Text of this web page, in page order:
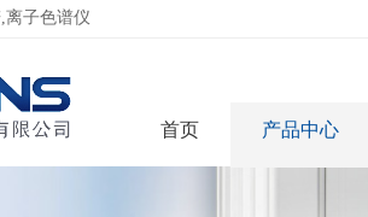
离子色谱仪
首页 产品中心